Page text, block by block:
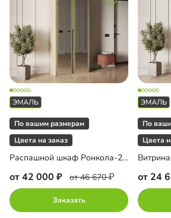
По вашим размерам
Цвета на заказ
Распашной шкаф Ронкола-2 Эмаль с зеркалом
от 42 000 от 46 670
Заказать
По
Цвета
от 24